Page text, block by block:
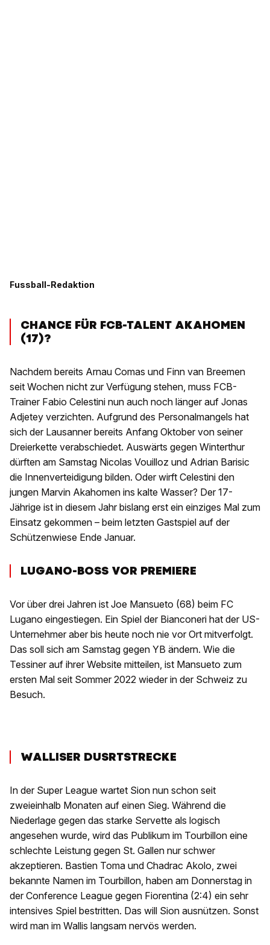
Fussball-Redaktion
CHANCE FÜR FCB-TALENT AKAHOMEN
(17)?
Nachdem bereits Arnau Comas und Finn van Breemen
seit Wochen nicht zur Verfügung stehen, muss FCB-
Trainer Fabio Celestini nun auch noch länger auf Jonas
Adjetey verzichten. Aufgrund des Personalmangels hat
sich der Lausanner bereits Anfang Oktober von seiner
Dreierkette verabschiedet. Auswärts gegen Winterthur
dürften am Samstag Nicolas Vouilloz und Adrian Barisic
die Innenverteidigung bilden. Oder wirft Celestini den
jungen Marvin Akahomen ins kalte Wasser? Der 17-
Jährige ist in diesem Jahr bislang erst ein einziges Mal zum
Einsatz gekommen – beim letzten Gastspiel auf der
Schützenwiese Ende Januar.
LUGANO-BOSS VOR PREMIERE
Vor über drei Jahren ist Joe Mansueto (68) beim FC
Lugano eingestiegen. Ein Spiel der Bianconeri hat der US-
Unternehmer aber bis heute noch nie vor Ort mitverfolgt.
Das soll sich am Samstag gegen YB ändern. Wie die
Tessiner auf ihrer Website mitteilen, ist Mansueto zum
ersten Mal seit Sommer 2022 wieder in der Schweiz zu
Besuch.
WALLISER DUSRTSTRECKE
In der Super League wartet Sion nun schon seit
zweieinhalb Monaten auf einen Sieg. Während die
Niederlage gegen das starke Servette als logisch
angesehen wurde, wird das Publikum im Tourbillon eine
schlechte Leistung gegen St. Gallen nur schwer
akzeptieren. Bastien Toma und Chadrac Akolo, zwei
bekannte Namen im Tourbillon, haben am Donnerstag in
der Conference League gegen Fiorentina (2:4) ein sehr
intensives Spiel bestritten. Das will Sion ausnützen. Sonst
wird man im Wallis langsam nervös werden.